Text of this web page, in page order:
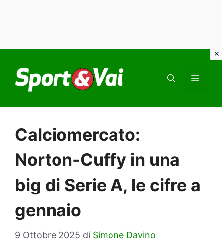
contenuto
Calciomercato:
Norton-Cuffy in una
big di Serie A, le cifre a
gennaio
9 Ottobre 2025 di Simone Davino